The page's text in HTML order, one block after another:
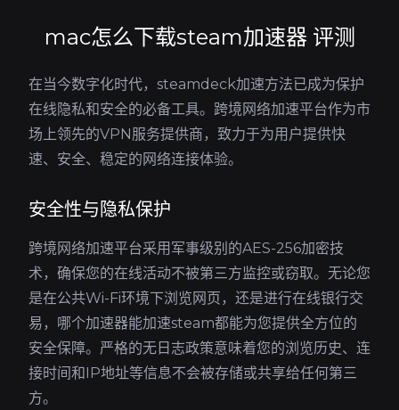
mac怎么下载steam加速器 评测
在当今数字化时代，steamdeck加速方法已成为保护
在线隐私和安全的必备工具。跨境网络加速平台作为市
场上领先的VPN服务提供商，致力于为用户提供快
速、安全、稳定的网络连接体验。
安全性与隐私保护
跨境网络加速平台采用军事级别的AES-256加密技
术，确保您的在线活动不被第三方监控或窃取。无论您
是在公共Wi-Fi环境下浏览网页，还是进行在线银行交
易，哪个加速器能加速steam都能为您提供全方位的
安全保障。严格的无日志政策意味着您的浏览历史、连
接时间和IP地址等信息不会被存储或共享给任何第三
方。